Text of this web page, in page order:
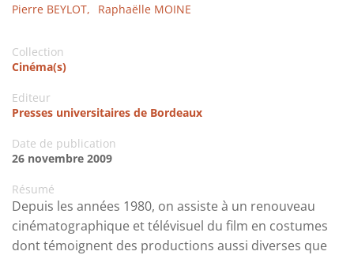
Pierre BEYLOT, Raphaëlle MOINE
Collection
Cinéma(s)
Editeur
Presses universitaires de Bordeaux
Date de publication
26 novembre 2009
Résumé
Depuis les années 1980, on assiste à un renouveau
cinématogra­phique et télévisuel du film en costumes
dont témoignent des productions aussi diverses que